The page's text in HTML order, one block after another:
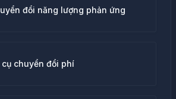
đổi năng lượng phản ứng
cụ chuyển đổi phí